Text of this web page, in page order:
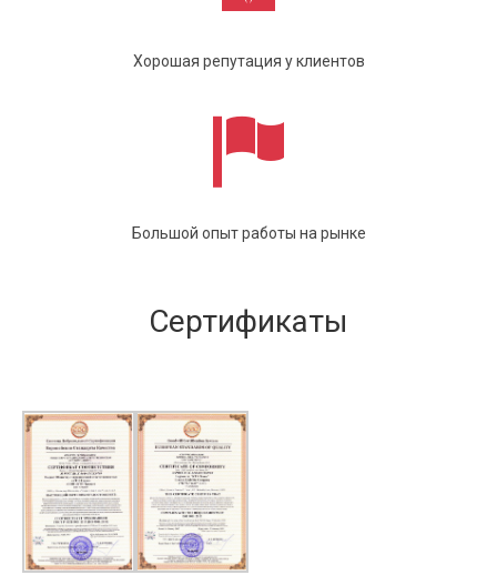
Хорошая репутация у клиентов
Большой опыт работы на рынке
Сертификаты